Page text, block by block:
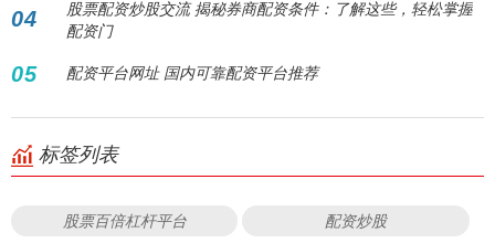
04
股票配资炒股交流 揭秘券商配资条件：了解这些，轻松掌握
配资门
05 配资平台网址 国内可靠配资平台推荐
标签列表
股票百倍杠杆平台 配资炒股